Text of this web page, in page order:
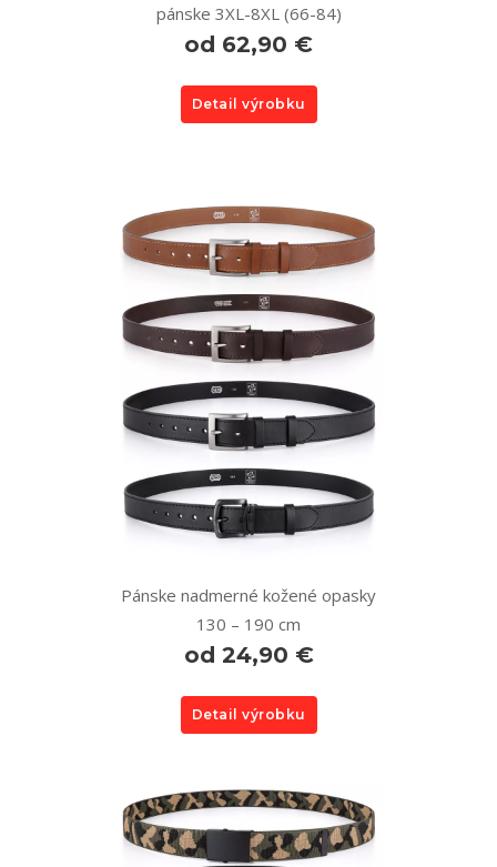
pánske 3XL-8XL (66-84)
od 62,90 €
Detail výrobku
Pánske nadmerné kožené opasky
130 – 190 cm
od 24,90 €
Detail výrobku